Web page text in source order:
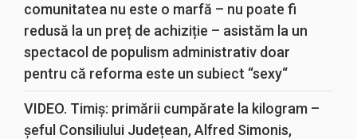
comunitatea nu este o marfă – nu poate fi
redusă la un preț de achiziție – asistăm la un
spectacol de populism administrativ doar
pentru că reforma este un subiect “sexy“
VIDEO. Timiș: primării cumpărate la kilogram –
șeful Consiliului Județean, Alfred Simonis,